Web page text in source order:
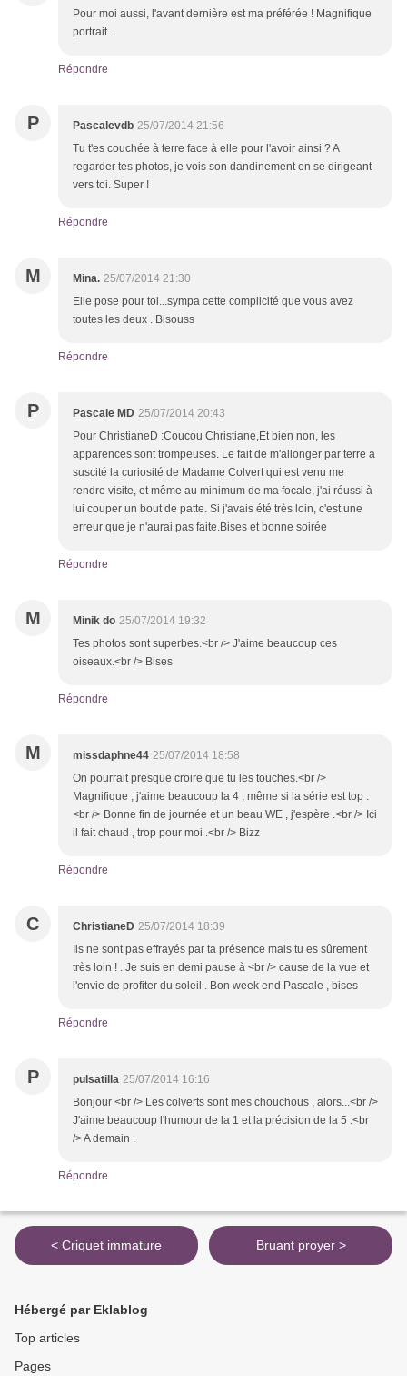
Pour moi aussi, l'avant dernière est ma préférée ! Magnifique
portrait...
Répondre
P Pascalevdb 25/07/2014 21:56
Tu t'es couchée à terre face à elle pour l'avoir ainsi ? A
regarder tes photos, je vois son dandinement en se dirigeant
vers toi. Super !
Répondre
M Mina. 25/07/2014 21:30
Elle pose pour toi...sympa cette complicité que vous avez
toutes les deux . Bisouss
Répondre
P Pascale MD 25/07/2014 20:43
Pour ChristianeD :Coucou Christiane,Et bien non, les
apparences sont trompeuses. Le fait de m'allonger par terre a
suscité la curiosité de Madame Colvert qui est venu me
rendre visite, et même au minimum de ma focale, j'ai réussi à
lui couper un bout de patte. Si j'avais été très loin, c'est une
erreur que je n'aurai pas faite.Bises et bonne soirée
Répondre
M Minik do 25/07/2014 19:32
Tes photos sont superbes.<br /> J'aime beaucoup ces
oiseaux.<br /> Bises
Répondre
M missdaphne44 25/07/2014 18:58
On pourrait presque croire que tu les touches.<br />
Magnifique , j'aime beaucoup la 4 , même si la série est top .
<br /> Bonne fin de journée et un beau WE , j'espère .<br /> Ici
il fait chaud , trop pour moi .<br /> Bizz
Répondre
C ChristianeD 25/07/2014 18:39
Ils ne sont pas effrayés par ta présence mais tu es sûrement
très loin ! . Je suis en demi pause à <br /> cause de la vue et
l'envie de profiter du soleil . Bon week end Pascale , bises
Répondre
P pulsatilla 25/07/2014 16:16
Bonjour <br /> Les colverts sont mes chouchous , alors...<br />
J'aime beaucoup l'humour de la 1 et la précision de la 5 .<br
/> A demain .
Répondre
< Criquet immature Bruant proyer >
Hébergé par Eklablog
Top articles
Pages